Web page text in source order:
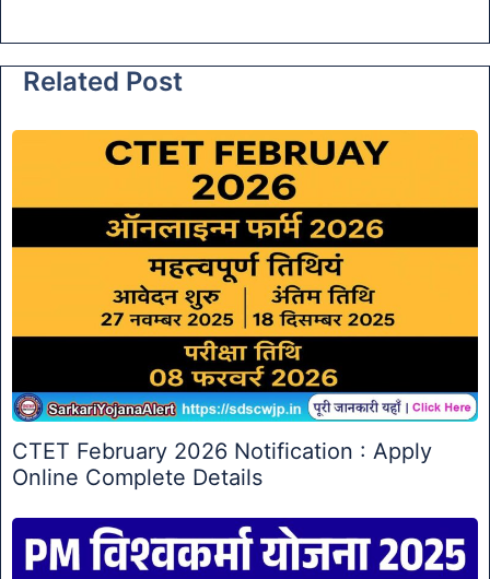
Related Post
CTET February 2026 Notification : Apply
Online Complete Details